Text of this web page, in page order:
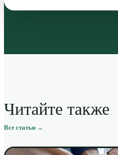
Читайте также
Все статьи →